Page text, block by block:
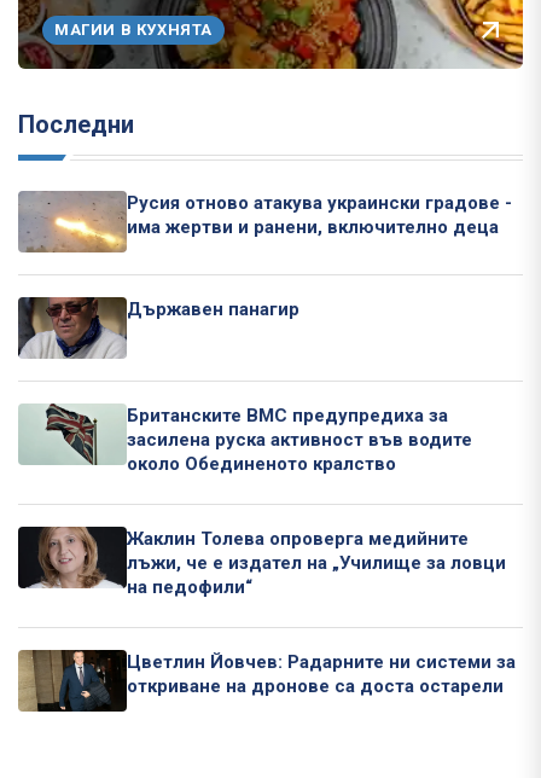
МАГИИ В КУХНЯТА
Последни
Русия отново атакува украински градове -
има жертви и ранени, включително деца
Държавен панагир
Британските ВМС предупредиха за
засилена руска активност във водите
около Обединеното кралство
Жаклин Толева опроверга медийните
лъжи, че е издател на „Училище за ловци
на педофили“
Цветлин Йовчев: Радарните ни системи за
откриване на дронове са доста остарели